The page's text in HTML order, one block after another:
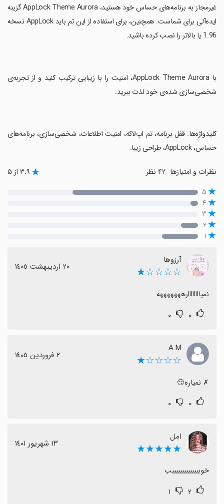
غیرمجاز به برنامه‌های حساس خود هستید، AppLock Theme Aurora گزینه
ایده‌آلی برای شماست. همچنین، برای استفاده از این تم باید AppLock نسخه
1.96 یا بالاتر را نصب کرده باشید.
‏با AppLock Theme Aurora، امنیت را با زیبایی ترکیب کنید و از تجربه‌ی
شخصی‌سازی شده‌ی خود لذت ببرید.
‏کلیدواژه‌ها: قفل برنامه، تم اپ‌لاکه، امنیت اطلاعات، شخصی‌سازی، برنامه‌های
حساس، AppLock، طراحی زیبا.
نظرات و امتیازها ۳.۹ از ۵
۵
۴
۳
۲
۱
آرزوها
☆☆☆☆★ ٢٠ اردیبهشت ١٤٠٥
نمیاااااااارهههههههه
۰ ۰
A.M
☆☆☆☆★ ٢ فروردین ١٤٠٥
‏✗ نمیاره😏
۰ ۰
امل
★★★★★ ١٣ شهریور ١٤٠١
خوببببببببببببببب
۲ ۱